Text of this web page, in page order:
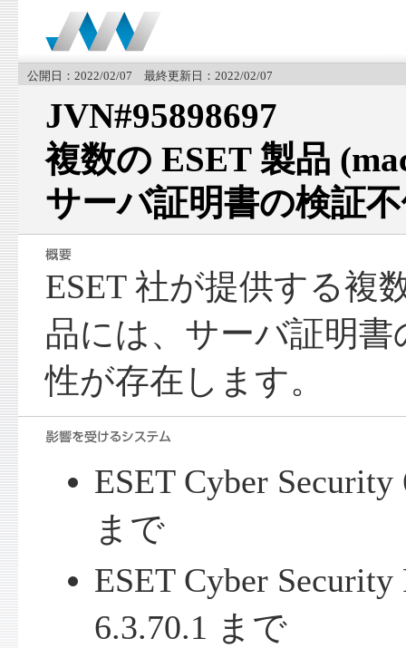
公開日：2022/02/07 最終更新日：2022/02/07
JVN#95898697
複数の ESET 製品
サーバ証明書の検証
ESET 社が提供する複
品には、サーバ証明
性が存在します。
ESET Cyber
まで
ESET Cyber
6.3.70.1 まで